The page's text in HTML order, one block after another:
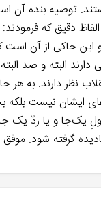
توصیه بنده آن
دقیق که
حاکی از آن است
البته و صد
نظر دارند. به
ایشان نیست
و یا ردّ یک جای
گرفته شود. موفق